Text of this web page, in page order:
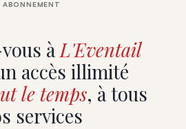
àL'Eventail
accès illimité
le temps, à tous
services
ABONNEMENT